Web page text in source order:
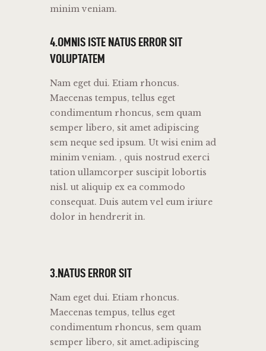
minim veniam.
4.OMNIS ISTE NATUS ERROR SIT
VOLUPTATEM
Nam eget dui. Etiam rhoncus.
Maecenas tempus, tellus eget
condimentum rhoncus, sem quam
semper libero, sit amet adipiscing
sem neque sed ipsum. Ut wisi enim ad
minim veniam. , quis nostrud exerci
tation ullamcorper suscipit lobortis
nisl. ut aliquip ex ea commodo
consequat. Duis autem vel eum iriure
dolor in hendrerit in.
3.NATUS ERROR SIT
Nam eget dui. Etiam rhoncus.
Maecenas tempus, tellus eget
condimentum rhoncus, sem quam
semper libero, sit amet.adipiscing